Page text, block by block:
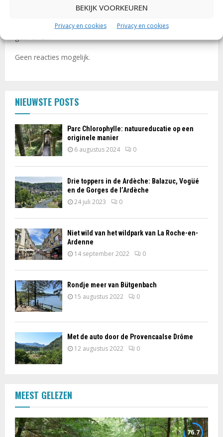
BEKIJK VOORKEUREN
Privacy en cookies Privacy en cookies
had dat de ruiten van haar auto gingen barsten en de
airco niet gebruikt mocht worden. Mochten jullie hem
gebruiken?
Geen reacties mogelijk.
NIEUWSTE POSTS
Parc Chlorophylle: natuureducatie op een
originele manier
6 augustus 2024 0
Drie toppers in de Ardèche: Balazuc, Vogüé
en de Gorges de l’Ardèche
24 juli 2023 0
Niet wild van het wildpark van La Roche-en-
Ardenne
14 september 2022 0
Rondje meer van Bütgenbach
15 augustus 2022 0
Met de auto door de Provencaalse Drôme
12 augustus 2022 0
MEEST GELEZEN
76.7